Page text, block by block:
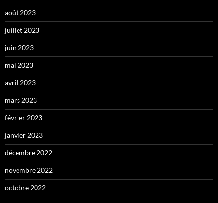
août 2023
juillet 2023
juin 2023
mai 2023
avril 2023
mars 2023
février 2023
janvier 2023
décembre 2022
novembre 2022
octobre 2022